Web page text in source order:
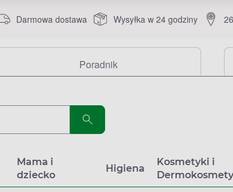
Darmowa dostawa Wysyłka w 24 godziny
Poradnik
Mama i
dziecko
Higiena
Kosmetyki i